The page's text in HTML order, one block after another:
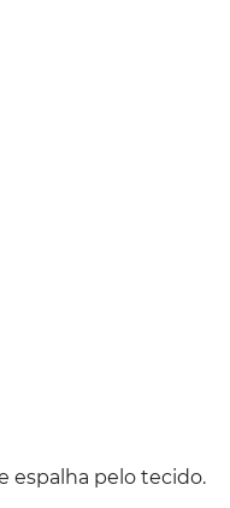
espalha pelo tecido.